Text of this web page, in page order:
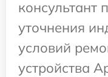
консультант
уточнения
условий
устройства